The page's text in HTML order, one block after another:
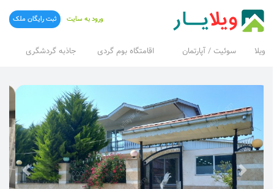
ویلا سوئیت / آپارتمان اقامتگاه بوم گردی جاذبه گردشگری
ورود به سایت ثبت رایگان ملک